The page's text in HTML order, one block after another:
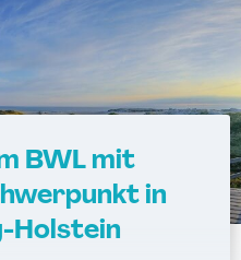
BWL mit
in
Holstein